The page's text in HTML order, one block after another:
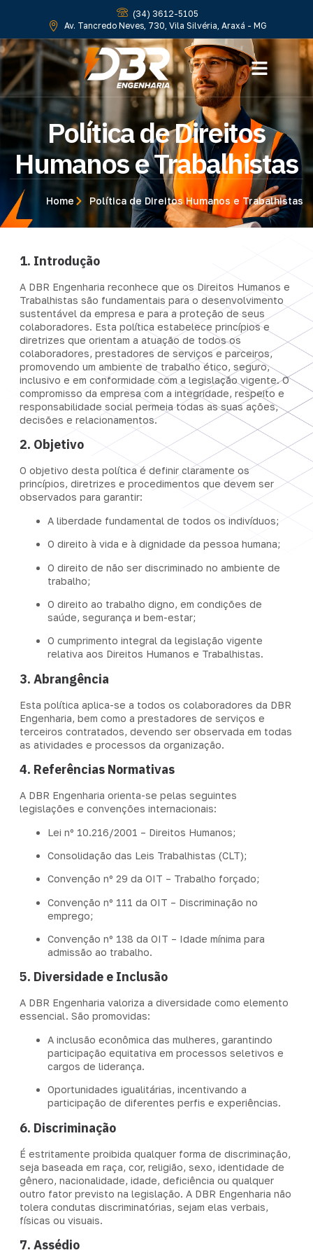
(34) 3612-5105
Av. Tancredo Neves, 730, Vila Silvéria, Araxá - MG
Política de Direitos
Humanos e Trabalhistas
Home Política de Direitos Humanos e Trabalhistas
1. Introdução
A DBR Engenharia reconhece que os Direitos Humanos e
Trabalhistas são fundamentais para o desenvolvimento
sustentável da empresa e para a proteção de seus
colaboradores. Esta política estabelece princípios e
diretrizes que orientam a atuação de todos os
colaboradores, prestadores de serviços e parceiros,
promovendo um ambiente de trabalho ético, seguro,
inclusivo e em conformidade com a legislação vigente. O
compromisso da empresa com a integridade, respeito e
responsabilidade social permeia todas as suas ações,
decisões e relacionamentos.
2. Objetivo
O objetivo desta política é definir claramente os
princípios, diretrizes e procedimentos que devem ser
observados para garantir:
A liberdade fundamental de todos os indivíduos;
O direito à vida e à dignidade da pessoa humana;
O direito de não ser discriminado no ambiente de
trabalho;
O direito ao trabalho digno, em condições de
saúde, segurança и bem-estar;
O cumprimento integral da legislação vigente
relativa aos Direitos Humanos e Trabalhistas.
3. Abrangência
Esta política aplica-se a todos os colaboradores da DBR
Engenharia, bem como a prestadores de serviços e
terceiros contratados, devendo ser observada em todas
as atividades e processos da organização.
4. Referências Normativas
A DBR Engenharia orienta-se pelas seguintes
legislações e convenções internacionais:
Lei nº 10.216/2001 – Direitos Humanos;
Consolidação das Leis Trabalhistas (CLT);
Convenção nº 29 da OIT – Trabalho forçado;
Convenção nº 111 da OIT – Discriminação no
emprego;
Convenção nº 138 da OIT – Idade mínima para
admissão ao trabalho.
5. Diversidade e Inclusão
A DBR Engenharia valoriza a diversidade como elemento
essencial. São promovidas:
A inclusão econômica das mulheres, garantindo
participação equitativa em processos seletivos e
cargos de liderança.
Oportunidades igualitárias, incentivando a
participação de diferentes perfis e experiências.
6. Discriminação
É estritamente proibida qualquer forma de discriminação,
seja baseada em raça, cor, religião, sexo, identidade de
gênero, nacionalidade, idade, deficiência ou qualquer
outro fator previsto na legislação. A DBR Engenharia não
tolera condutas discriminatórias, sejam elas verbais,
físicas ou visuais.
7. Assédio